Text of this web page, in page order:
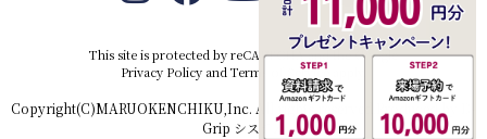
This site is protected by reCAPTCHA and the Google
Privacy Policyand Terms of Service
Copyright(C)MARUOKENCHIKU,Inc. All rights reserved.Produced by
Grip システム